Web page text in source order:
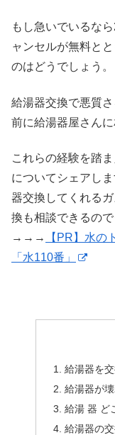
もし急いでいるな
ャンセルが無料と
のはどうでしょう。
給湯器交換で悪質
前に給湯器屋さん
これらの経験を踏
についてシェアし
器交換してくれる
換も相談できるの
→→→
【PR】水の
「水110番」
給湯器を
給湯器が
給湯 器 ど
給湯器の